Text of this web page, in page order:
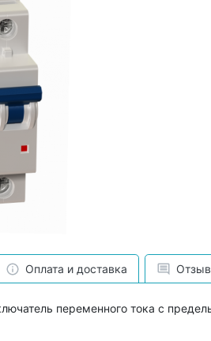
Оплата и доставка
переменного тока с